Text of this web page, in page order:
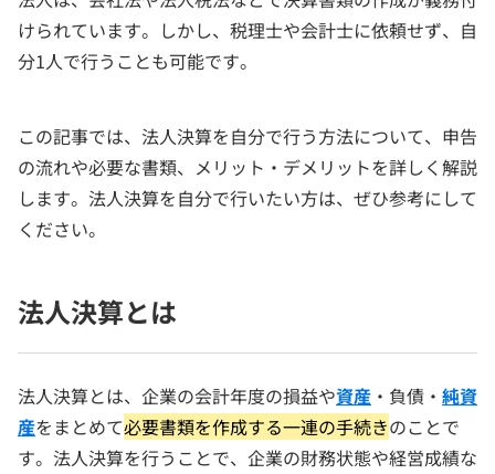
けられています。しかし、税理士や会計士に依頼せず、自
分1人で行うことも可能です。
この記事では、法人決算を自分で行う方法について、申告
の流れや必要な書類、メリット・デメリットを詳しく解説
します。法人決算を自分で行いたい方は、ぜひ参考にして
ください。
法人決算とは
法人決算とは、企業の会計年度の損益や資産 ・負債・ 純資
産をまとめて必要書類を作成する一連の手続きのことで
す。法人決算を行うことで、企業の財務状態や経営成績な